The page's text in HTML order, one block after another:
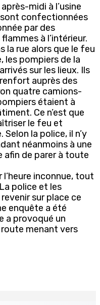
midi à l’usine
confectionnées
par des
à l’intérieur.
la rue alors que le feu
les pompiers de la
sur les lieux. Ils
auprès des
quatre camions-
étaient à
Ce n’est que
le feu et
Selon la police, il n’y
néanmoins à une
afin de parer à toute
l’heure inconnue, tout
police et les
sur place ce
enquête a été
a provoqué un
menant vers